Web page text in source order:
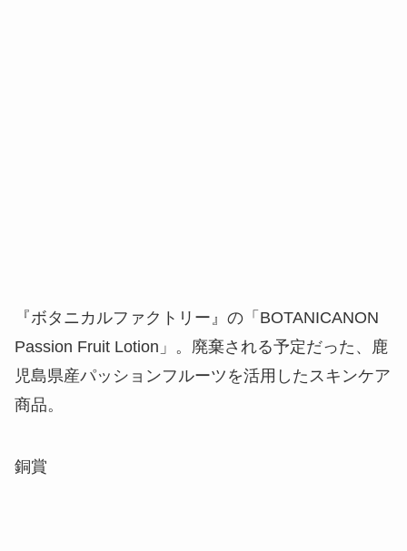
『ボタニカルファクトリー』の「BOTANICANON
Passion Fruit Lotion」。廃棄される予定だった、鹿
児島県産パッションフルーツを活用したスキンケア
商品。
銅賞